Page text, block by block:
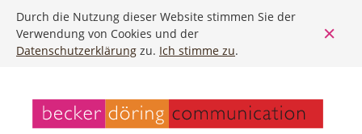
Durch die Nutzung dieser Website stimmen Sie der
Verwendung von Cookies und der
Datenschutzerklärung zu. Ich stimme zu.